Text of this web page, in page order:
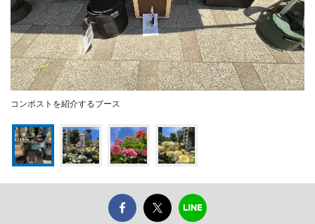
コンポストを紹介するブース